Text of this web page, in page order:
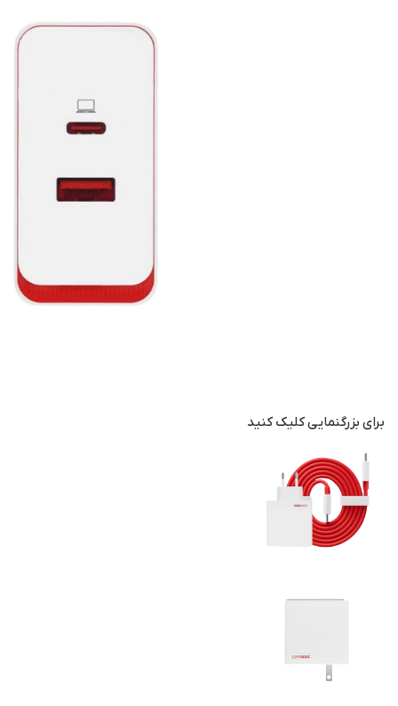
برای بزرگنمایی کلیک کنید